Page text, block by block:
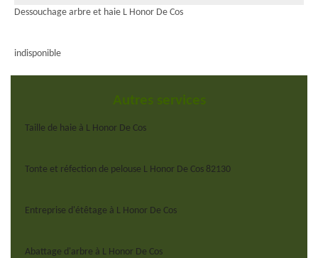
Dessouchage arbre et haie L Honor De Cos
indisponible
Autres services
Taille de haie à L Honor De Cos
Tonte et réfection de pelouse L Honor De Cos 82130
Entreprise d'étêtage à L Honor De Cos
Abattage d'arbre à L Honor De Cos